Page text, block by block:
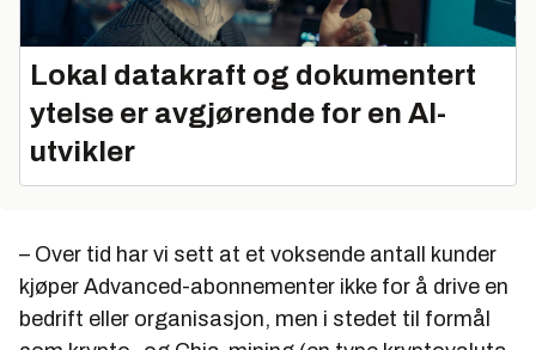
Lokal datakraft og dokumentert
ytelse er avgjørende for en AI-
utvikler
– Over tid har vi sett at et voksende antall kunder
kjøper Advanced-abonnementer ikke for å drive en
bedrift eller organisasjon, men i stedet til formål